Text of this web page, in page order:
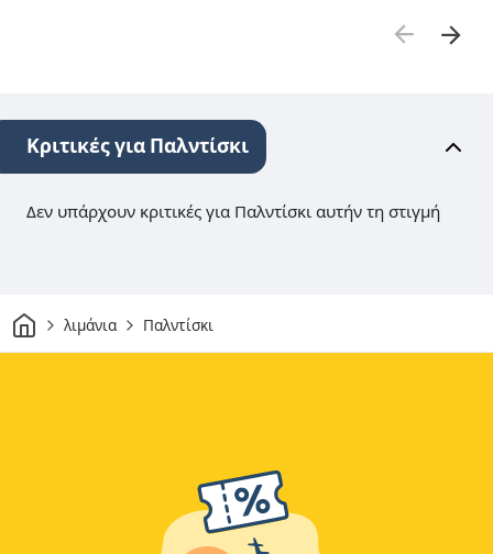
Κριτικές για Παλντίσκι
Δεν υπάρχουν κριτικές για Παλντίσκι αυτήν τη στιγμή
Σπίτιλιμάνια Παλντίσκι